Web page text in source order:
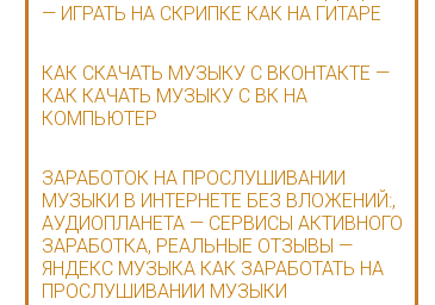
— ИГРАТЬ НА СКРИПКЕ КАК НА ГИТАРЕ
КАК СКАЧАТЬ МУЗЫКУ С ВКОНТАКТЕ —
КАК КАЧАТЬ МУЗЫКУ С ВК НА
КОМПЬЮТЕР
ЗАРАБОТОК НА ПРОСЛУШИВАНИИ
МУЗЫКИ В ИНТЕРНЕТЕ БЕЗ ВЛОЖЕНИЙ:,
АУДИОПЛАНЕТА — СЕРВИСЫ АКТИВНОГО
ЗАРАБОТКА, РЕАЛЬНЫЕ ОТЗЫВЫ —
ЯНДЕКС МУЗЫКА КАК ЗАРАБОТАТЬ НА
ПРОСЛУШИВАНИИ МУЗЫКИ